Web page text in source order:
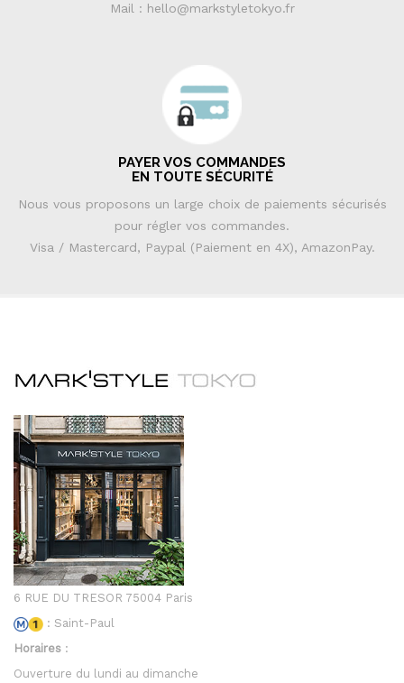
Mail : hello@markstyletokyo.fr
PAYER VOS COMMANDES
EN TOUTE SÉCURITÉ
Nous vous proposons un large choix de paiements sécurisés
pour régler vos commandes.
Visa / Mastercard, Paypal (Paiement en 4X), AmazonPay.
6 RUE DU TRESOR 75004 Paris
: Saint-Paul
Horaires :
Ouverture du lundi au dimanche